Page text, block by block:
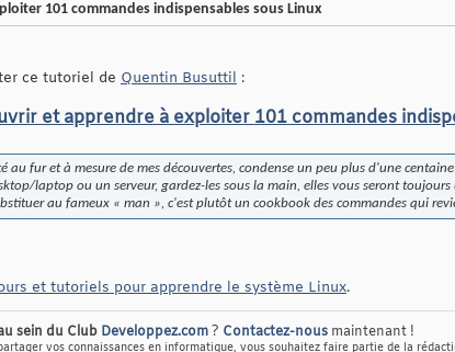
101 commandes indispensables sous Linux
ce tutoriel de Quentin Busuttil :
et apprendre à exploiter 101 commandes
au fur et à mesure de mes découvertes, condense un peu plus d'une
laptop ou un serveur, gardez-les sous la main, elles vous seront
au fameux « man », c'est plutôt un cookbook des commandes qui
et tutoriels pour apprendre le système Linux.
sein du Club Developpez.com? Contactez-nous maintenant !
vos connaissances en informatique, vous souhaitez faire partie de la